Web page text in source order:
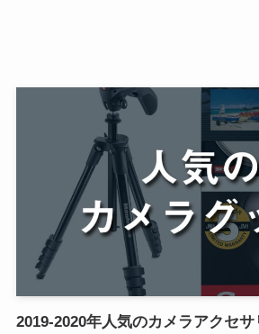
2019-2020年人気のカメラアクセ